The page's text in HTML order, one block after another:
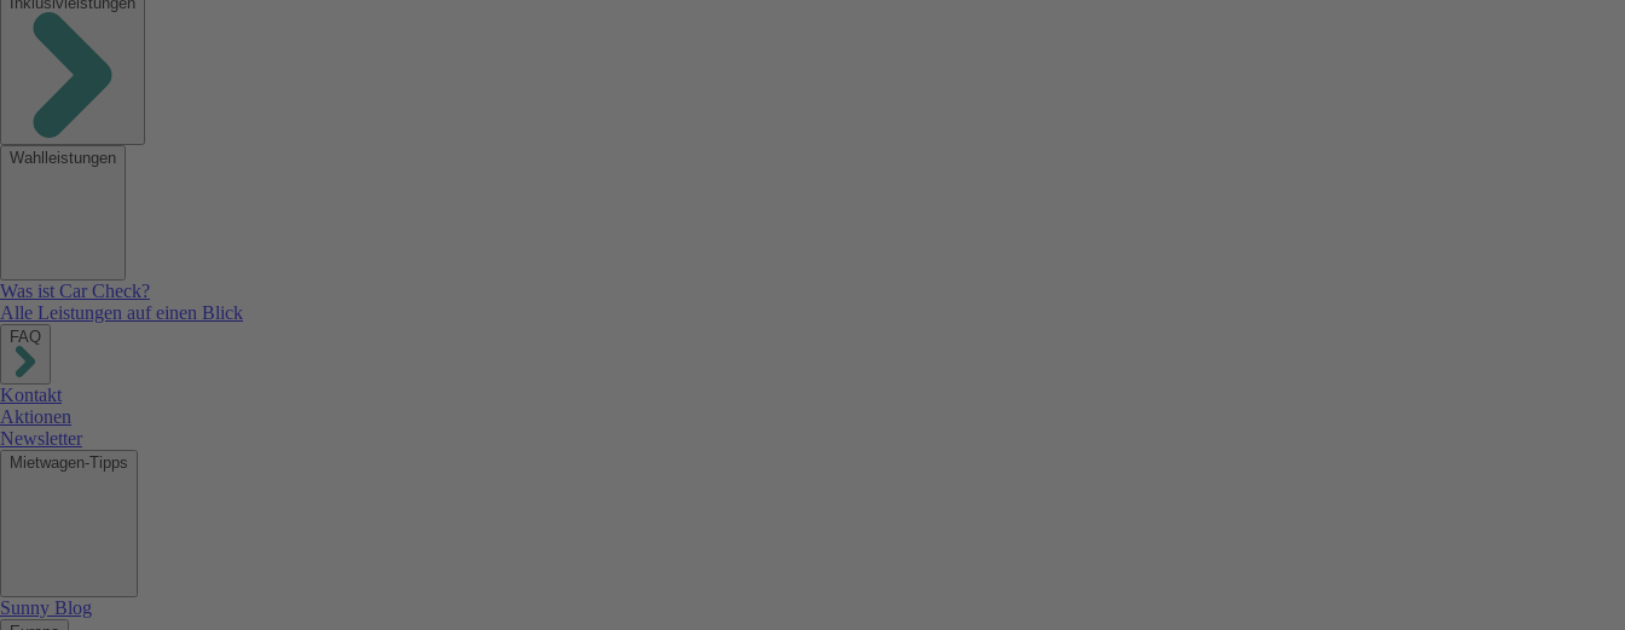
Wahlleistungen
Was ist Car Check?
Alle Leistungen auf einen Blick
FAQ
Kontakt
Aktionen
Newsletter
Mietwagen-Tipps
Sunny Blog